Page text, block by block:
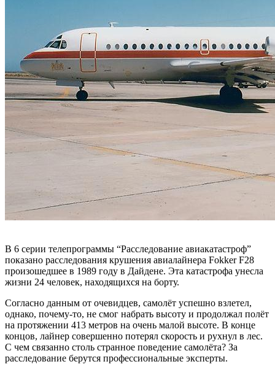
В 6 серии телепрограммы “Расследование авиакатастроф”
показано расследования крушения авиалайнера Fokker F28
произошедшее в 1989 году в Дайдене. Эта катастрофа унесла
жизни 24 человек, находящихся на борту.
Согласно данным от очевидцев, самолёт успешно взлетел,
однако, почему-то, не смог набрать высоту и продолжал полёт
на протяжении 413 метров на очень малой высоте. В конце
концов, лайнер совершенно потерял скорость и рухнул в лес.
С чем связанно столь странное поведение самолёта? За
расследование берутся профессиональные эксперты.